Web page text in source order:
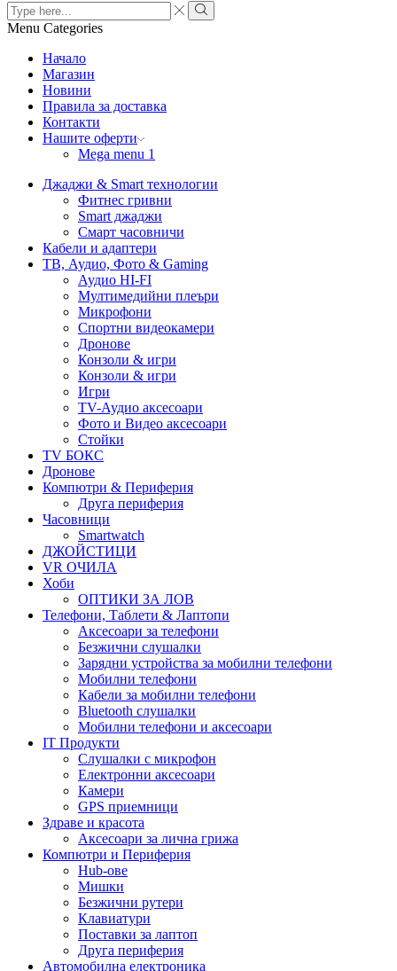
Search
input
Search
Menu Categories
Начало
Магазин
Новини
Правила за доставка
Контакти
Нашите оферти
Mega menu 1
Джаджи & Smart технологии
Фитнес гривни
Smart джаджи
Смарт часовничи
Кабели и адаптери
ТВ, Аудио, Фото & Gaming
Аудио HI-FI
Мултимедийни плеъри
Микрофони
Спортни видеокамери
Дронове
Конзоли & игри
Конзоли & игри
Игри
TV-Аудио аксесоари
Фото и Видео аксесоари
Стойки
TV БОКС
Дронове
Компютри & Периферия
Друга периферия
Часовници
Smartwatch
ДЖОЙСТИЦИ
VR ОЧИЛА
Хоби
ОПТИКИ ЗА ЛОВ
Телефони, Таблети & Лаптопи
Аксесоари за телефони
Безжични слушалки
Зарядни устройства за мобилни телефони
Мобилни телефони
Кабели за мобилни телефони
Bluetooth слушалки
Мобилни телефони и аксесоари
IT Продукти
Слушалки с микрофон
Електронни аксесоари
Камери
GPS приемници
Здраве и красота
Аксесоари за лична грижа
Компютри и Периферия
Hub-ове
Мишки
Безжични рутери
Клавиатури
Поставки за лаптоп
Друга периферия
Автомобилна електроника